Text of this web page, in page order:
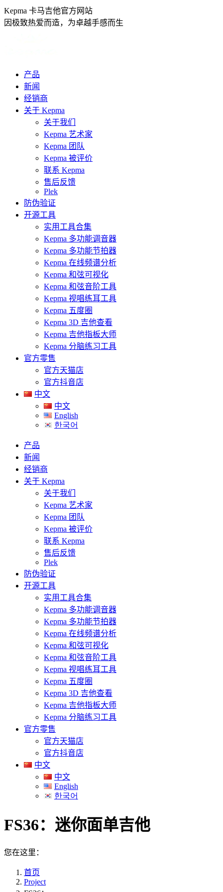
跳
转
Kepma 卡马吉他官方网站
因极致热爱而造，为卓越手感而生
产品
新闻
经销商
关于 Kepma
关于我们
Kepma 艺术家
Kepma 团队
Kepma 被评价
联系 Kepma
售后反馈
Plek
防伪验证
开源工具
实用工具合集
Kepma 多功能调音器
Kepma 多功能节拍器
Kepma 在线频谱分析
Kepma 和弦可视化
Kepma 和弦音阶工具
Kepma 视唱练耳工具
Kepma 五度圈
Kepma 3D 吉他查看
Kepma 吉他指板大师
Kepma 分脑练习工具
官方零售
官方天猫店
官方抖音店
中文
中文
English
한국어
产品
新闻
经销商
关于 Kepma
关于我们
Kepma 艺术家
Kepma 团队
Kepma 被评价
联系 Kepma
售后反馈
Plek
防伪验证
开源工具
实用工具合集
Kepma 多功能调音器
Kepma 多功能节拍器
Kepma 在线频谱分析
Kepma 和弦可视化
Kepma 和弦音阶工具
Kepma 视唱练耳工具
Kepma 五度圈
Kepma 3D 吉他查看
Kepma 吉他指板大师
Kepma 分脑练习工具
官方零售
官方天猫店
官方抖音店
中文
中文
English
한국어
FS36：迷你面单吉他
您在这里：
首页
Project